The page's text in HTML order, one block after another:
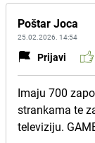
Poštar Joca
25.02.2026. 14:54
Prijavi
Imaju 700
strankama te
televiziju.